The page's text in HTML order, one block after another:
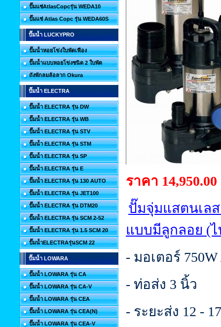
ปั๊มแช่AtlasCopcรุ่น WEDA10
ปั๊มแช่ Atlas Copc รุ่น WEDA60S
ปั๊มน้ำ LUCKYPRO
ปั๊มน้ำหอยโข่งใบพัดเฟือง
ปั๊มน้ำแบบหอยโข่งชนิด 2 ใบพัด
ถังพักลมล้อลาก Okura
ปั๊มน้ำ ELECTRA
ปั๊มน้ำ ELECTRA รุ่น DW
ปั๊มน้ำ ELECTRA รุ่น WB
ปั๊มน้ำ ELECTRA รุ่น STV
ปั๊มน้ำ ELECTRA รุ่น STM
ปั๊มน้ำ ELECTRA รุ่น SP
ปั๊มน้ำ ELECTRA รุ่น E
ปั๊มน้ำ ELECTRA รุ่น 130 AUTO
ปั๊มน้ำ ELECTRA รุ่น JET100
ปั๊มน้ำ ELECTRA รุ่น DTM20
ปั๊มน้ำ ELECTRA รุ่น SCM 2-52
ปั๊มน้ำ ELECTRA รุ่น 1.5 SCM 20
ปั๊มน้ำELECTRAรุ่นSCM 22
ปั๊มน้ำ LOWARA
ปั๊มน้ำ LOWARA รุ่น CA
ปั๊มน้ำ LOWARA รุ่น CA-V
ปั๊มน้ำ LOWARA รุ่น CEA
ปั๊มน้ำ LOWARA รุ่น CEA(N)
ปั๊มน้ำ LOWARA รุ่น CEA-V
ราคา
ปั๊มจุ่มแสตนเลส
แบบมีลูกลอย (ไ
- มอเตอร์ 750W
- ท่อส่ง 3 นิ้ว
- ระยะส่ง 12 -